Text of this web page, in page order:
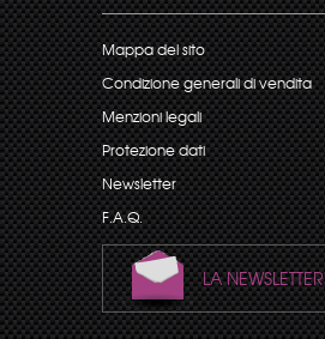
Mappa del sito
Condizione generali di vendita
Menzioni legali
Protezione dati
Newsletter
F.A.Q.
LA NEWSLETTER